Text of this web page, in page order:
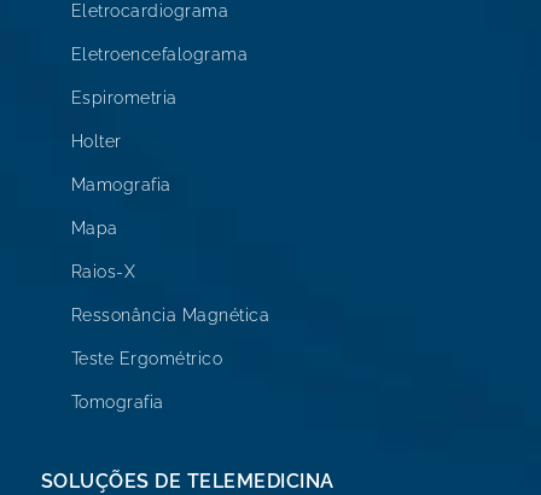
Eletrocardiograma
Eletroencefalograma
Espirometria
Holter
Mamografia
Mapa
Raios-X
Ressonância Magnética
Teste Ergométrico
Tomografia
SOLUÇÕES DE TELEMEDICINA